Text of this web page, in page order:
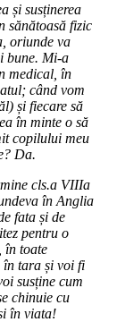
și susținerea
sănătoasă fizic
oriunde va
bune. Mi-a
medical, în
când vom
și fiecare să
în minte o să
copilului meu
Da.
cls.a VIIIa
în Anglia
fata și de
pentru o
în toate
în tara și voi fi
susține cum
chinuie cu
în viata!